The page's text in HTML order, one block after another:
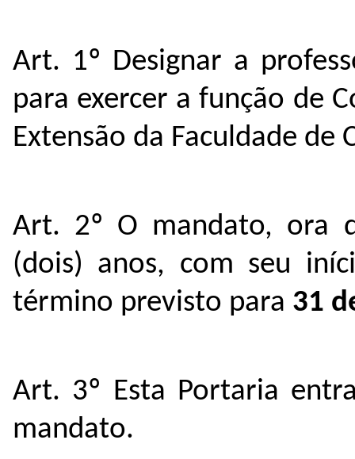
Art. 1º Designar a
para exercer a função de
Extensão da Faculdade de
Art. 2º O mandato, ora
(dois) anos, com seu
término previsto para 31
Art. 3º Esta Portaria
mandato.